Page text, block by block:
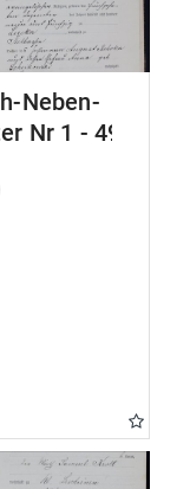
Neben-
Nr 1 - 49